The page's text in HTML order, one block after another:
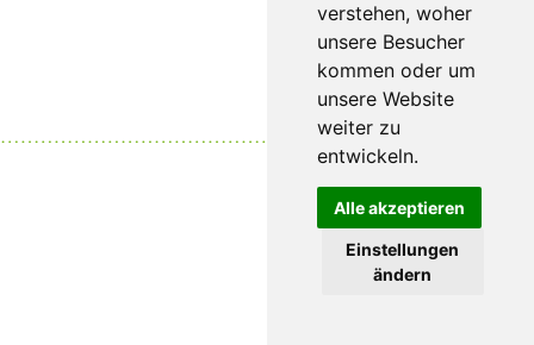
verstehen, woher
unsere Besucher
kommen oder um
unsere Website
weiter zu
entwickeln.
Alle akzeptieren
Einstellungen
ändern
Datenschutz|